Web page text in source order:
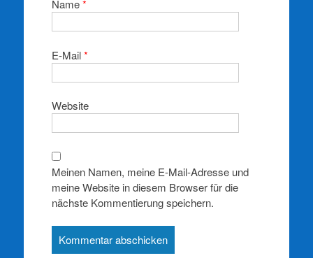
Name*
E-Mail*
Website
Meinen Namen, meine E-Mail-Adresse und
meine Website in diesem Browser für die
nächste Kommentierung speichern.